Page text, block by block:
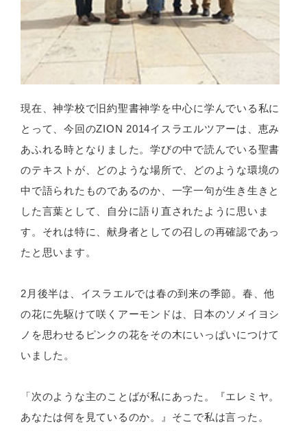
現在、神学校で旧約聖書神学を中心に学んでいる私に
とって、今回のZION 2014イスラエルツアーは、恵み
あふれる時となりました。学びの中で読んでいる聖書
のテキストが、どのような場所で、どのような環境の
中で語られたものであるのか、一字一句が生き生きと
した言葉として、自分に語り直されたように思いま
す。それは特に、献身者としての召しの再確認であっ
たと思います。
2月後半は、イスラエルでは春の到来の季節。春、他
の花に先駆けて咲くアーモンドは、日本のソメイヨシ
ノを思わせるピンクの花をその木にいっぱいにつけて
いました。
「次のような主のことばが私にあった。『エレミヤ。
あなたは何を見ているのか。』そこで私は言った。